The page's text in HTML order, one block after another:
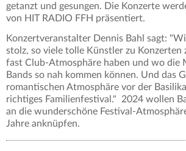
getanzt und gesungen. Die Konzerte
von HIT RADIO FFH präsentiert.
Konzertveranstalter Dennis Bahl sagt:
stolz, so viele tolle Künstler zu Konzerten
fast Club-Atmosphäre haben und wo die
Bands so nah kommen können. Und das
romantischen Atmosphäre vor der
richtiges Familienfestival." 2024 wollen
an die wunderschöne Festival-
Jahre anknüpfen.